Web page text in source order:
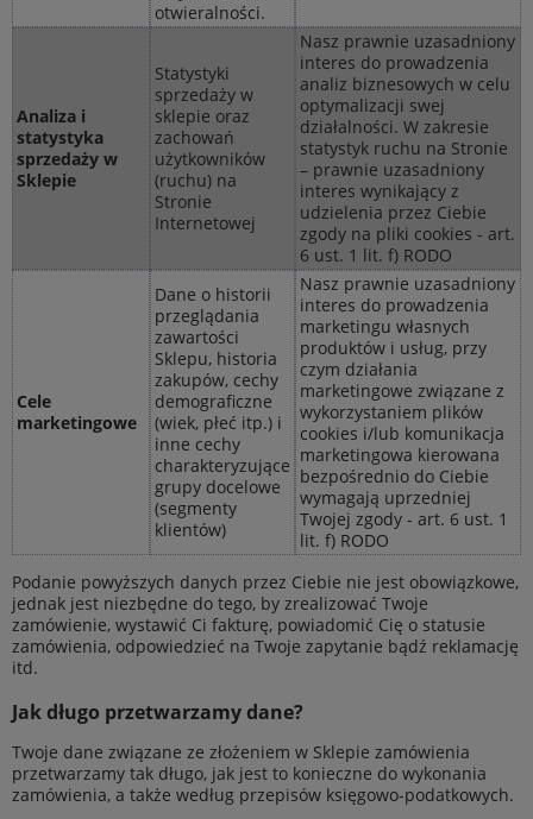
otwieralności.
Analiza i
statystyka
sprzedaży w
Sklepie
Statystyki
sprzedaży w
sklepie oraz
zachowań
użytkowników
(ruchu) na
Stronie
Internetowej
Nasz prawnie uzasadniony
interes do prowadzenia
analiz biznesowych w celu
optymalizacji swej
działalności. W zakresie
statystyk ruchu na Stronie
– prawnie uzasadniony
interes wynikający z
udzielenia przez Ciebie
zgody na pliki cookies - art.
6 ust. 1 lit. f) RODO
Cele
marketingowe
Dane o historii
przeglądania
zawartości
Sklepu, historia
zakupów, cechy
demograficzne
(wiek, płeć itp.) i
inne cechy
charakteryzujące
grupy docelowe
(segmenty
klientów)
Nasz prawnie uzasadniony
interes do prowadzenia
marketingu własnych
produktów i usług, przy
czym działania
marketingowe związane z
wykorzystaniem plików
cookies i/lub komunikacja
marketingowa kierowana
bezpośrednio do Ciebie
wymagają uprzedniej
Twojej zgody - art. 6 ust. 1
lit. f) RODO
Podanie powyższych danych przez Ciebie nie jest obowiązkowe,
jednak jest niezbędne do tego, by zrealizować Twoje
zamówienie, wystawić Ci fakturę, powiadomić Cię o statusie
zamówienia, odpowiedzieć na Twoje zapytanie bądź reklamację
itd.
Jak długo przetwarzamy dane?
Twoje dane związane ze złożeniem w Sklepie zamówienia
przetwarzamy tak długo, jak jest to konieczne do wykonania
zamówienia, a także według przepisów księgowo-podatkowych.